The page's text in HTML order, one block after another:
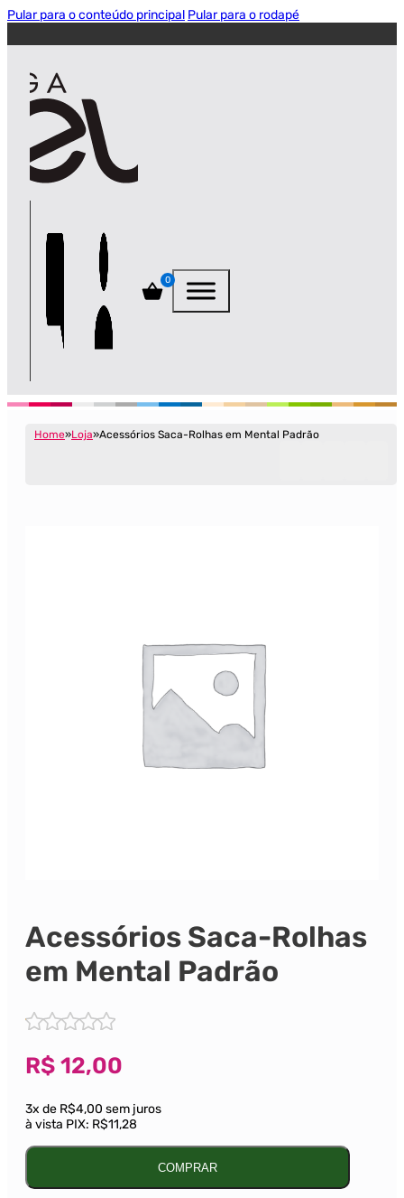
Pular para o conteúdo principal Pular para o rodapé
0
Home Loja Acessórios Saca-Rolhas em Mental Padrão
Acessórios Saca-Rolhas
em Mental Padrão
R$ 12,00
3x de R$4,00 sem juros
à vista PIX: R$11,28
COMPRAR